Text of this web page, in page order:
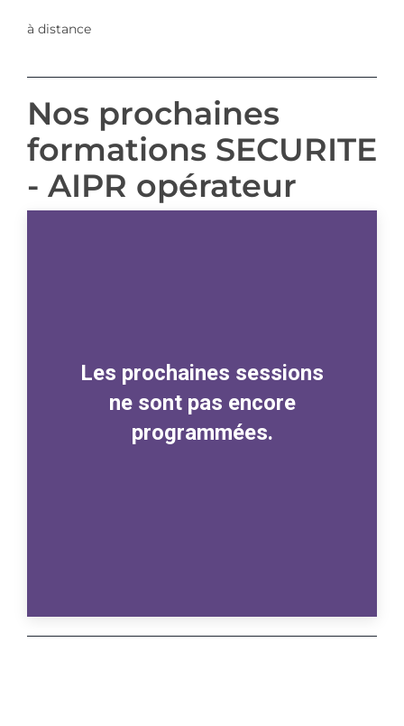
à distance
Nos prochaines
formations SECURITE
- AIPR opérateur
Les prochaines sessions
ne sont pas encore
programmées.